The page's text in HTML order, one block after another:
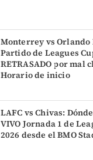
Monterrey vs Orlando
Partido de Leagues
RETRASADO por mal
Horario de inicio
LAFC vs Chivas:
VIVO Jornada 1 de
2026 desde el BMO